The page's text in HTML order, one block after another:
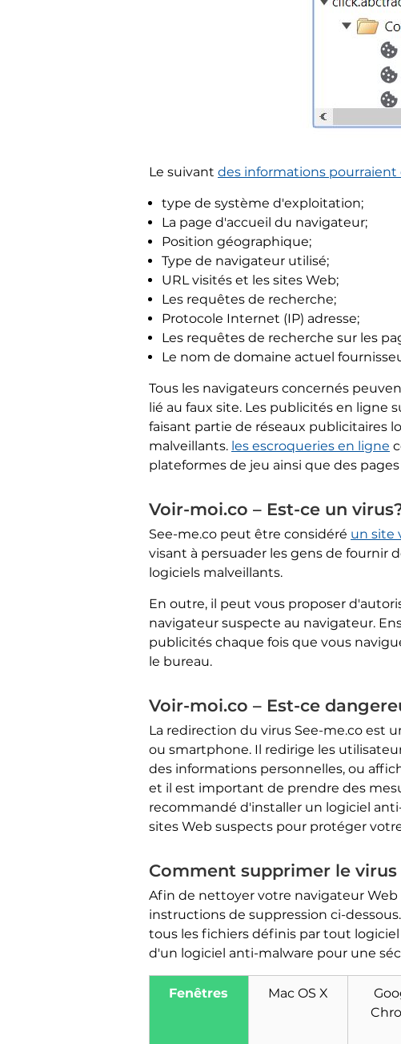
Le suivant des informations pourraient
type de système d'exploitation;
La page d'accueil du navigateur;
Position géographique;
Type de navigateur utilisé;
URL visités et les sites Web;
Les requêtes de recherche;
Protocole Internet (IP) adresse;
Les requêtes de recherche sur les
Le nom de domaine actuel
Tous les navigateurs concernés
lié au faux site. Les publicités en ligne
faisant partie de réseaux publicitaires
malveillants. les escroqueries en ligne
plateformes de jeu ainsi que des
Voir-moi.co – Est-ce un
See-me.co peut être considéré un site
visant à persuader les gens de fournir
logiciels malveillants.
En outre, il peut vous proposer
navigateur suspecte au navigateur.
publicités chaque fois que vous
le bureau.
Voir-moi.co – Est-ce
La redirection du virus See-me.co est
ou smartphone. Il redirige les
des informations personnelles, ou
et il est important de prendre des
recommandé d'installer un logiciel
sites Web suspects pour protéger
Comment supprimer le virus
Afin de nettoyer votre navigateur
instructions de suppression ci-
tous les fichiers définis par tout
d'un logiciel anti-malware pour une
Fenêtres Mac OS X